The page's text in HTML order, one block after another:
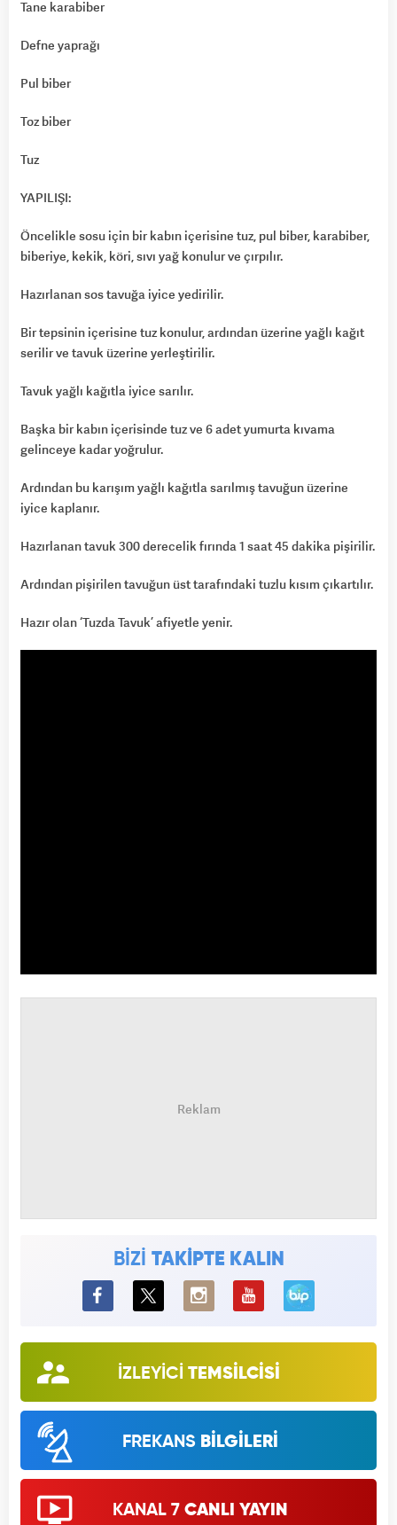
Tane karabiber
Defne yaprağı
Pul biber
Toz biber
Tuz
YAPILIŞI:
Öncelikle sosu için bir kabın içerisine tuz, pul biber, karabiber,
biberiye, kekik, köri, sıvı yağ konulur ve çırpılır.
Hazırlanan sos tavuğa iyice yedirilir.
Bir tepsinin içerisine tuz konulur, ardından üzerine yağlı kağıt
serilir ve tavuk üzerine yerleştirilir.
Tavuk yağlı kağıtla iyice sarılır.
Başka bir kabın içerisinde tuz ve 6 adet yumurta kıvama
gelinceye kadar yoğrulur.
Ardından bu karışım yağlı kağıtla sarılmış tavuğun üzerine
iyice kaplanır.
Hazırlanan tavuk 300 derecelik fırında 1 saat 45 dakika pişirilir.
Ardından pişirilen tavuğun üst tarafındaki tuzlu kısım çıkartılır.
Hazır olan ‘Tuzda Tavuk’ afiyetle yenir.
BİZİ TAKİPTE KALIN
BiP
İZLEYİCİ TEMSİLCİSİ
FREKANS BİLGİLERİ
KANAL 7 CANLI YAYIN